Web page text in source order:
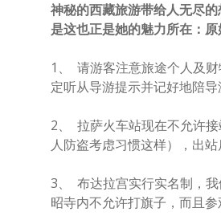
神秘的西藏旅游带给人无尽
是这也正是她的魅力所在：
1、 请游客注意旅途个人及
定听从导游提示并记好地陪导
2、 拉萨火车站现在不允许
人防盗考虑习惯这样），出
3、 布达拉宫实行实名制，
昭寺内不允许打旗子，而且